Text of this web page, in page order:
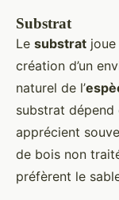
Substrat
Le substrat
création d’un
naturel de l’
substrat
apprécient
de bois non
préfèrent le